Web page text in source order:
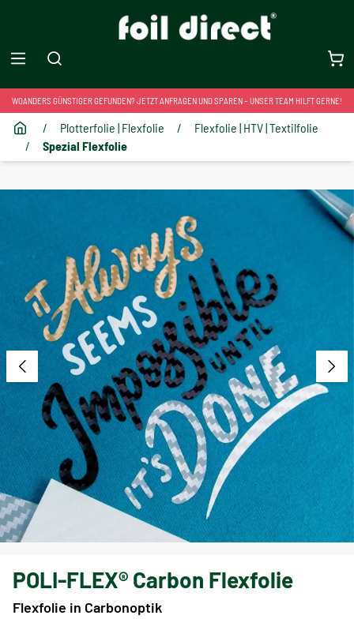
WOANDERS GÜNSTIGER GEFUNDEN? JETZT ANFRAGEN UND SPAREN – UNSER TEAM HILFT GERNE!
/ Plotterfolie | Flexfolie /
Flexfolie | HTV | Textilfolie
/
Spezial Flexfolie
POLI-FLEX® Carbon Flexfolie
Flexfolie in Carbonoptik